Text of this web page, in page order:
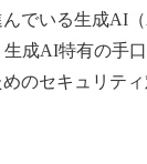
でいる生成AI
生成AI特有の手
のセキュリティ